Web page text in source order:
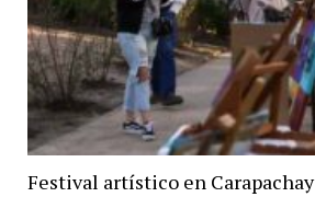
Festival artístico en Carapachay